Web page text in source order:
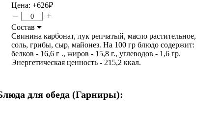
Цена: +626₽
– +
Состав
Свинина карбонат, лук репчатый, масло растительное,
соль, грибы, сыр, майонез. На 100 гр блюдо содержит:
белков - 16,6 г ., жиров - 15,8 г., углеводов - 1,6 гр.
Энергетическая ценность - 215,2 ккал.
для обеда (Гарниры):